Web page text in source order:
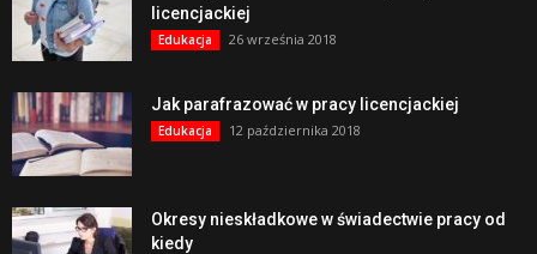
licencjackiej
Edukacja 26 września 2018
Jak parafrazować w pracy licencjackiej
Edukacja 12 października 2018
Okresy nieskładkowe w świadectwie pracy od
kiedy